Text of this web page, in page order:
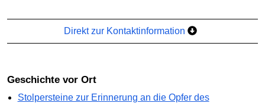
Direkt zur Kontaktinformation
Geschichte vor Ort
Stolpersteine zur Erinnerung an die Opfer des